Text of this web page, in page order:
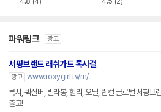
파워링크 광고
서핑브랜드 래쉬가드 록시걸
광고 www.roxygirl.tv/m/
록시, 퀵실버, 빌라봉, 헐리, 오닐, 립컬 글로벌 서핑브
출고!